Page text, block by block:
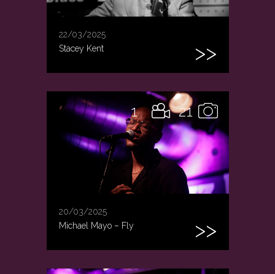
22/03/2025
Stacey Kent
21
1
20/03/2025
Michael Mayo – Fly